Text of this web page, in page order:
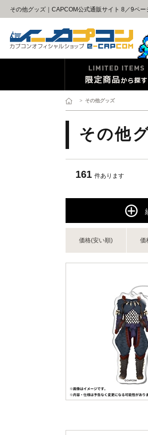
その他グッズ｜CAPCOM公式通販サイト 8／9ペー
> その他グッズ
その他
161 件あります
価格(安い順) 価